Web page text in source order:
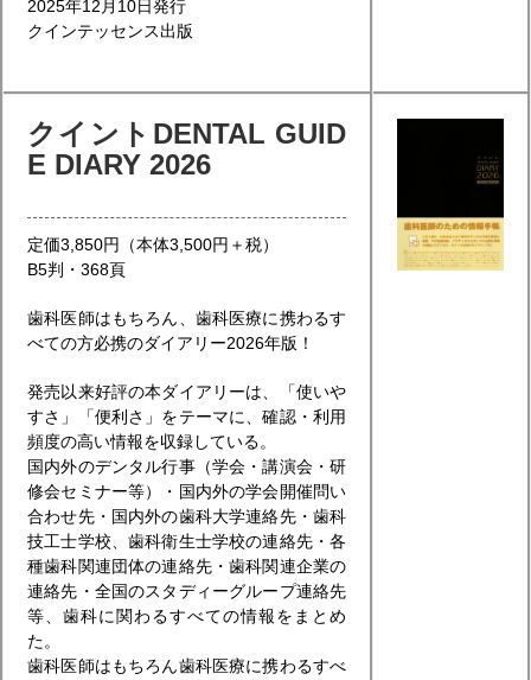
2025年12月10日発行
クインテッセンス出版
クイントDENTAL GUID
E DIARY 2026
定価3,850円（本体3,500円＋税）
B5判・368頁
歯科医師はもちろん、歯科医療に携わるす
べての方必携のダイアリー2026年版！
発売以来好評の本ダイアリーは、「使いや
すさ」「便利さ」をテーマに、確認・利用
頻度の高い情報を収録している。
国内外のデンタル行事（学会・講演会・研
修会セミナー等）・国内外の学会開催問い
合わせ先・国内外の歯科大学連絡先・歯科
技工士学校、歯科衛生士学校の連絡先・各
種歯科関連団体の連絡先・歯科関連企業の
連絡先・全国のスタディーグループ連絡先
等、歯科に関わるすべての情報をまとめ
た。
歯科医師はもちろん歯科医療に携わるすべ